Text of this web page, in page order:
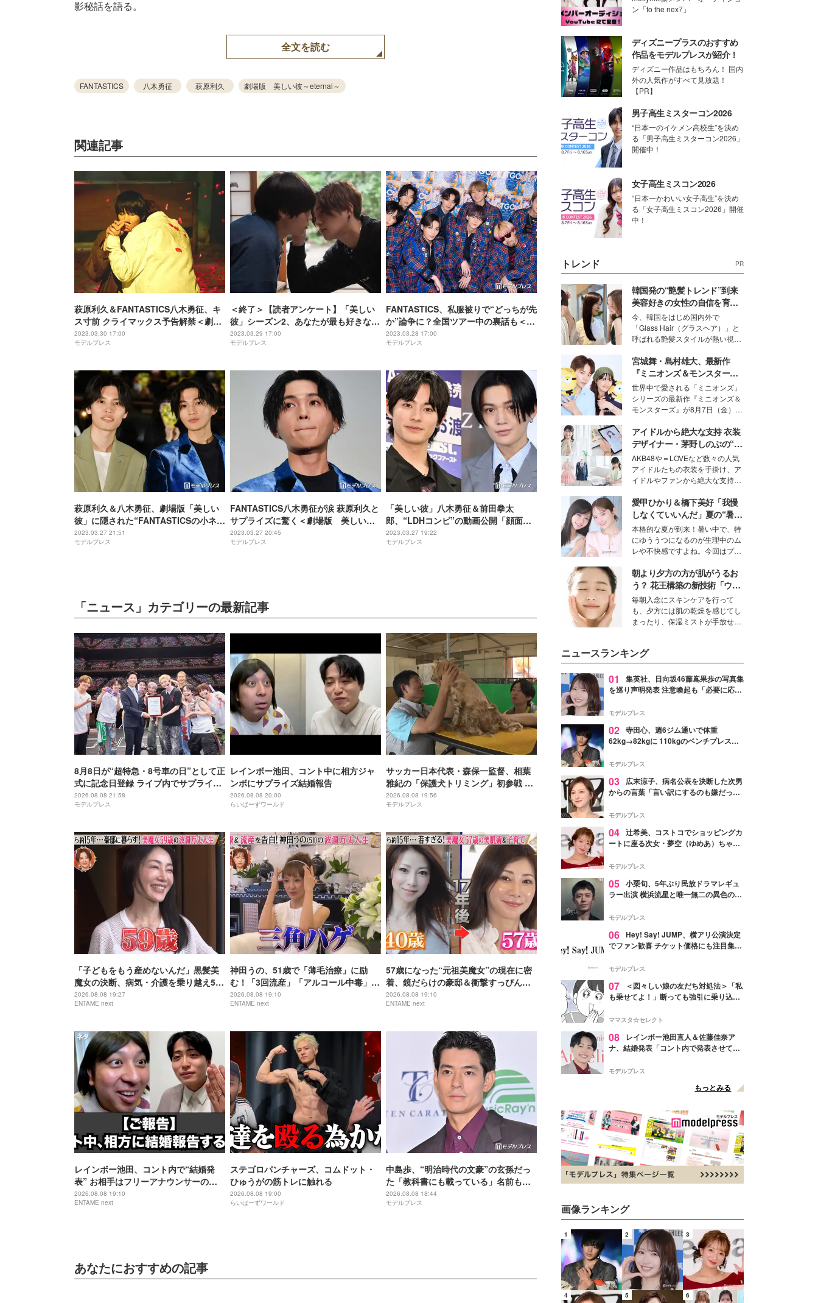
影秘話を語る。
全文を読む
FANTASTICS 八木勇征 萩原利久 劇場版 美しい彼～eternal～
関連記事
萩原利久＆FANTASTICS八木勇征、キ
ス寸前 クライマックス予告解禁＜劇場
版 美しい彼～eternal～＞
2023.03.30 17:00
モデルプレス
＜終了＞【読者アンケート】「美しい
彼」シーズン2、あなたが最も好きなセ
リフは？
2023.03.29 17:00
モデルプレス
FANTASTICS、私服被りで“どっちが先
か”論争に？全国ツアー中の裏話も＜モ
デルプレスインタビュー＞
2023.03.28 17:00
モデルプレス
萩原利久＆八木勇征、劇場版「美しい
彼」に隠された“FANTASTICSの小ネ
タ”明かす 観客1人も気付かず＜劇場
版 美しい彼～eternal～＞
2023.03.27 21:51
モデルプレス
FANTASTICS八木勇征が涙 萩原利久と
サプライズに驚く＜劇場版 美しい彼
～eternal～＞
2023.03.27 20:45
モデルプレス
「美しい彼」八木勇征＆前田拳太
郎、“LDHコンビ”の動画公開「顔面国
宝2人」「美しいの渋滞」と反響
2023.03.27 19:22
モデルプレス
「ニュース」カテゴリーの最新記事
8月8日が“超特急・8号車の日”として正
式に記念日登録 ライブ内でサプライズ
発表
2026.08.08 21:58
モデルプレス
レインボー池田、コント中に相方ジャ
ンボにサプライズ結婚報告
2026.08.08 20:00
らいばーずワールド
サッカー日本代表・森保一監督、相葉
雅紀の「保護犬トリミング」初参戦 ド
リームチームで心込めて挑む【24時間
テレビ49】
2026.08.08 19:56
モデルプレス
「子どもをもう産めないんだ」黒髪美
魔女の決断、病気・介護を乗り越え56
歳で“おばあちゃん”に
2026.08.08 19:27
ENTAME next
神田うの、51歳で「薄毛治療」に励
む！「3回流産」「アルコール中毒」自
身の過去を赤裸々告白
2026.08.08 19:10
ENTAME next
57歳になった“元祖美魔女”の現在に密
着、鏡だらけの豪邸＆衝撃すっぴん姿
を披露
2026.08.08 19:10
ENTAME next
レインボー池田、コント内で“結婚発
表” お相手はフリーアナウンサーの佐
藤佳奈
2026.08.08 19:10
ENTAME next
ステゴロパンチャーズ、コムドット・
ひゅうがの筋トレに触れる
2026.08.08 19:00
らいばーずワールド
中島歩、“明治時代の文豪”の玄孫だっ
た「教科書にも載っている」名前も先
祖に由来
2026.08.08 18:44
モデルプレス
あなたにおすすめの記事
ン「to the nex7」
ディズニープラスのおすすめ
作品をモデルプレスが紹介！
ディズニー作品はもちろん！ 国内
外の人気作がすべて見放題！
【PR】
男子高生ミスターコン2026
“日本一のイケメン高校生”を決め
る「男子高生ミスターコン2026」
開催中！
女子高生ミスコン2026
“日本一かわいい女子高生”を決め
る「女子高生ミスコン2026」開催
中！
トレンド PR
韓国発の“艶髪トレンド”到来
美容好きの女性の自信を育む
「ヘアケア事情」って？
今、韓国をはじめ国内外で
「Glass Hair（グラスヘア）」と
呼ばれる艶髪スタイルが熱い視線
ションの完成度を高めるベースと
して、“髪そのものの美しさ”に改
めて注目する人が増えている様
子。今回は、そんな憧れの艶やか
な髪を日常で叶える、美容好きの
女性たちのヘアケア事情を紹介し
ます。
宮城舞・島村雄大、最新作
『ミニオンズ＆モンスター
ズ』の魅力熱弁 ハチャメチャ
だけじゃない“友情と絆”に感
動
世界中で愛される「ミニオンズ」
シリーズの最新作『ミニオンズ＆
モンスターズ』が8月7日（金）に
ニオン好き”という共通点を持つモ
デルの宮城舞と島村雄大の特別対
談をお届け！それぞれの視点か
ら、今作ならではの魅力や予想外
の感動をもたらす奥深いストーリ
ーについて熱く語り合ってもらっ
た。
アイドルから絶大な支持 衣装
デザイナー・茅野しのぶの“可
愛い”を作る美学＜「シチズン
クロスシー」インタビュー＞
AKB48や＝LOVEなど数々の人気
アイドルたちの衣装を手掛け、ア
イドルやファンから絶大な支持を
取締役兼クリエイティブディレク
ター・茅野しのぶ。一人ひとりの
個性に寄り添い、魅力を引き出す
衣装作りは、多くの女性たちに勇
気と自信を与え続けている。
愛甲ひかり＆橋下美好「我慢
しなくていいんだ」夏の“暑さ
対策”の新しい選択肢とは？
本格的な夏が到来！暑い中で、特
にゆううつになるのが生理中のム
レや不快感ですよね。今回はプラ
モデル・愛甲ひかりさんと橋下美
好さんを迎えて本音で女子会トー
ク。猛暑のお出かけを快適に過ご
すヒントや、2人が感動した夏の
生理の新常識にも迫りました。
朝より夕方の方が肌がうるお
う？ 花王構築の新技術「ウォ
ーターキャプチャリングスキ
ン（捕水肌）」がスキンケア
の常識を変える予感
毎朝入念にスキンケアを行って
も、夕方には肌の乾燥を感じてし
まったり、保湿ミストが手放せな
性を秘めた、革新的な「Water
Capturing Skin（ウォーターキャ
プチャリングスキン：捕水肌）」
技術を、花王が構築した。
ニュースランキング
01
集英社、日向坂46藤嶌果歩の写真集
を巡り声明発表 注意喚起も「必要に応じ
モデルプレス
02 寺田心、週6ジム通いで体重
62kg→82kgに 110kgのベンチプレス持
「かっこいい」と反響
モデルプレス
03
広末涼子、病名公表を決断した次男
からの言葉「言い訳にするのも嫌だっ
モデルプレス
04 辻希美、コストコでショッピングカ
ートに座る次女・夢空（ゆめあ）ちゃん
ぎ」「成長を感じる」の声
モデルプレス
05 小栗旬、5年ぶり民放ドラマレギュ
ラー出演 横浜流星と唯一無二の異色のバ
モデルプレス
06 Hey! Say! JUMP、横アリ公演決定
でファン歓喜 チケット価格にも注目集ま
モデルプレス
07
＜図々しい娘の友だち対処法＞「私
も乗せてよ！」断っても強引に乗り込ん
ママスタ☆セレクト
08
レインボー池田直人＆佐藤佳奈ア
ナ、結婚発表「コント内で発表させてい
点変更のため
モデルプレス
もっとみる
画像ランキング
1 2 3
4 5 6